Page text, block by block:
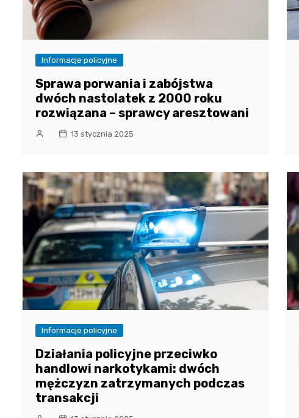
Informacje policyjne
Sprawa porwania i zabójstwa
dwóch nastolatek z 2000 roku
rozwiązana – sprawcy aresztowani
13 stycznia 2025
Informacje policyjne
Działania policyjne przeciwko
handlowi narkotykami: dwóch
mężczyzn zatrzymanych podczas
transakcji